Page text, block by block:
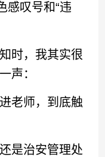
感叹号和“违
时，我其实很
声：
老师，到底触
是治安管理处